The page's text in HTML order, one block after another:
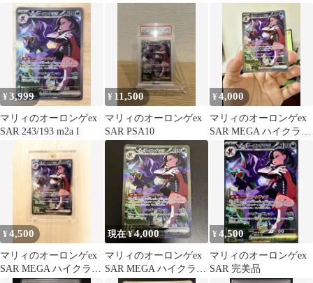
ムex 243/193
パック MEGAドリーム
¥3,999
マリィのオーロンゲex
SAR 243/193 m2a I
¥ 11,500
マリィのオーロンゲex
SAR PSA10
¥4,000
マリィのオーロンゲex
SAR MEGA ハイクラス
パック MEGAドリーム
¥4,500
マリィのオーロンゲex
SAR MEGA ハイクラス
現在 ¥4,000
マリィのオーロンゲex
SAR MEGA ハイクラス
¥4,500
マリィのオーロンゲex
SAR 完美品